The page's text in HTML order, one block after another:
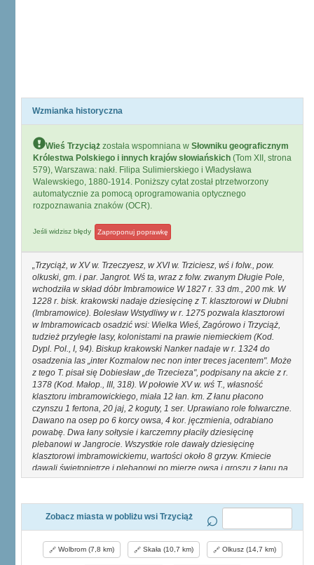
Wzmianka historyczna
Wieś Trzyciąż została wspomniana w Słowniku geograficznym
Królestwa Polskiego i innych krajów słowiańskich (Tom XII, strona
579), Warszawa: nakł. Filipa Sulimierskiego i Władysława
Walewskiego, 1880-1914. Poniższy cytat został ptrzetworzony
automatycznie za pomocą oprogramowania optycznego
rozpoznawania znaków (OCR).
Jeśli widzisz błędy Zaproponuj poprawkę
Trzyciąż, w XV w. Trzeczyesz, w XVI w. Trziciesz, wś i folw., pow.
olkuski, gm. i par. Jangrot. Wś ta, wraz z folw. zwanym Długie Pole,
wchodziła w skład dóbr Imbramowice W 1827 r. 33 dm., 200 mk. W
1228 r. bisk. krakowski nadaje dziesięcinę z T. klasztorowi w Dłubni
(Imbramowice). Bolesław Wstydliwy w r. 1275 pozwala klasztorowi
w Imbramowicacb osadzić wsi: Wielka Wieś, Zagórowo i Trzyciąż,
tudzież przyległe lasy, kolonistami na prawie niemieckiem (Kod.
Dypl. Pol., I, 94). Biskup krakowski Nanker nadaje w r. 1324 do
osadzenia las „inter Kozmalow nec non inter treces jacentem". Może
z tego T. pisał się Dobiesław „de Trzecieza", podpisany na akcie z r.
1378 (Kod. Małop., III, 318). W połowie XV w. wś T., własność
klasztoru imbramowickiego, miała 12 łan. km. Z łanu płacono
czynszu 1 fertona, 20 jaj, 2 koguty, 1 ser. Uprawiano role folwarczne.
Dawano na osep po 6 korcy owsa, 4 kor. jęczmienia, odrabiano
powabę. Dwa łany sołtysie i karczemny płaciły dziesięcinę
plebanowi w Jangrocie. Wszystkie role dawały dziesięcinę
klasztorowi imbramowickiemu, wartości około 8 grzyw. Kmiecie
dawali świętopietrze i plebanowi po mierze owsa i groszu z łanu na
kolędę (Długosz, II, 57; III, 100, 110, 111). Według reg. pob. pow.
z rolą, 4 kom. bez bydła, Vi łanu karczm. (Pawiń., Małop., 25). Br. Ch.
Zobacz miasta w pobliżu wsi Trzyciąż
Wolbrom (7,8 km) Skała (10,7 km) Olkusz (14,7 km)